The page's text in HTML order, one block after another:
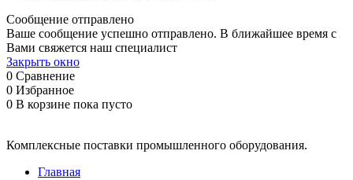
Сообщение отправлено
Ваше сообщение успешно отправлено. В ближайшее время с
Вами свяжется наш специалист
Закрыть окно
0 Сравнение
0 Избранное
0 В корзине пока пусто
Комплексные поставки промышленного оборудования.
Главная